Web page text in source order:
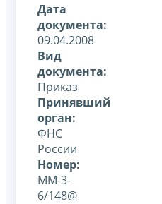
Дата
документа:
09.04.2008
Вид
документа:
Приказ
Принявший
орган:
ФНС
России
Номер:
ММ-3-
6/148@